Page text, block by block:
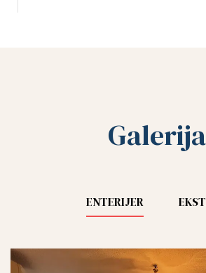
Galerija
ENTERIJER